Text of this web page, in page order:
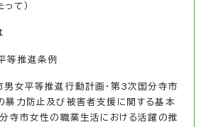
て）
等推進条例
女平等推進行動計画・第3次国分寺市
暴力防止及び被害者支援に関する基本
寺市女性の職業生活における活躍の推